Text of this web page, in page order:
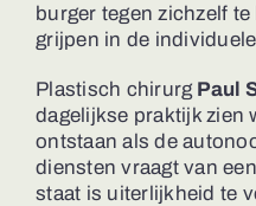
burger tegen zichzelf
grijpen in de
Plastisch chirurg Paul
dagelijkse praktijk zien
ontstaan als de
diensten vraagt van
staat is uiterlijkheid te